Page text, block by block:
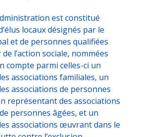
est constitué
locaux désignés par le
et de personnes qualifiées
l’action sociale, nommées
compte parmi celles-ci un
associations familiales, un
associations de personnes
représentant des associations
personnes âgées, et un
associations œuvrant dans le